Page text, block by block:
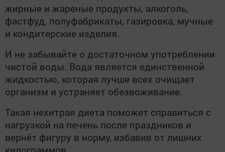
жирные и жареные продукты, алкоголь,
фастфуд, полуфабрикаты, газировка, мучные
и кондитерские изделия.
И не забывайте о достаточном употреблении
чистой воды. Вода является единственной
жидкостью, которая лучше всех очищает
организм и устраняет обезвоживание.
Такая нехитрая диета поможет справиться с
нагрузкой на печень после праздников и
вернёт фигуру в норму, избавив от лишних